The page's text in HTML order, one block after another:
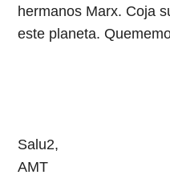
hermanos Marx. Coja
este planeta.
Salu2,
AMT